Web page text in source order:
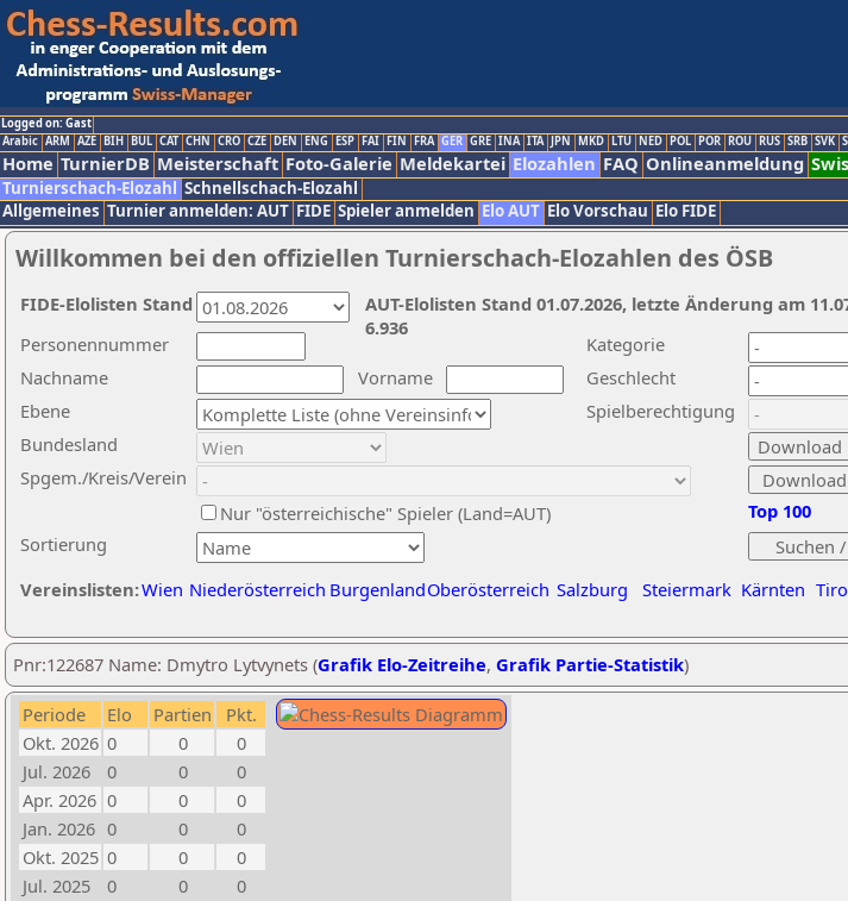
Logged on: Gast
Arabic ARM AZE BIH BUL CAT CHN CRO CZE DEN ENG ESP FAI FIN FRA GER GRE INA ITA JPN MKD LTU NED POL POR ROU RUS SRB SVK
Home TurnierDB Meisterschaft Foto-Galerie Meldekartei Elozahlen FAQ Onlineanmeldung
Turnierschach-Elozahl Schnellschach-Elozahl
Allgemeines Turnier anmelden: AUT FIDE Spieler anmelden Elo AUT Elo Vorschau Elo FIDE
Willkommen bei den offiziellen Turnierschach-Elozahlen des ÖSB
Nachname
Vorname
Ebene
Kategorie
Sortierung
Personennummer
Bundesland
Spgem./Kreis/Verein
Geschlecht
Nur "österreichische" Spieler (Land=AUT)
Spielberechtigung
Vereinslisten:Wien Niederösterreich BurgenlandOberösterreich Salzburg Steiermark Kärnten
Top 100
AUT-Elolisten Stand 01.07.2026, letzte Änderung am
6.936
FIDE-Elolisten Stand
Pnr:122687 Name: Dmytro Lytvynets (Grafik Elo-Zeitreihe, Grafik Partie-Statistik)
Periode Elo Partien
Pkt.
Okt. 2026 0 0
0
Jul. 2026
0 0
0
Apr. 2026 0 0
0
Jan. 2026 0 0
0
Okt. 2025 0 0
0
Jul. 2025
0 0
0